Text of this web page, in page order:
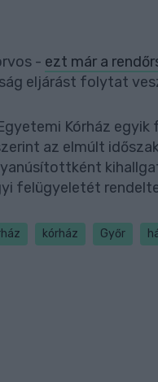
- ezt már a
eljárást folytat
Kórház egyik
az elmúlt
felügyeletét
kórház Győr